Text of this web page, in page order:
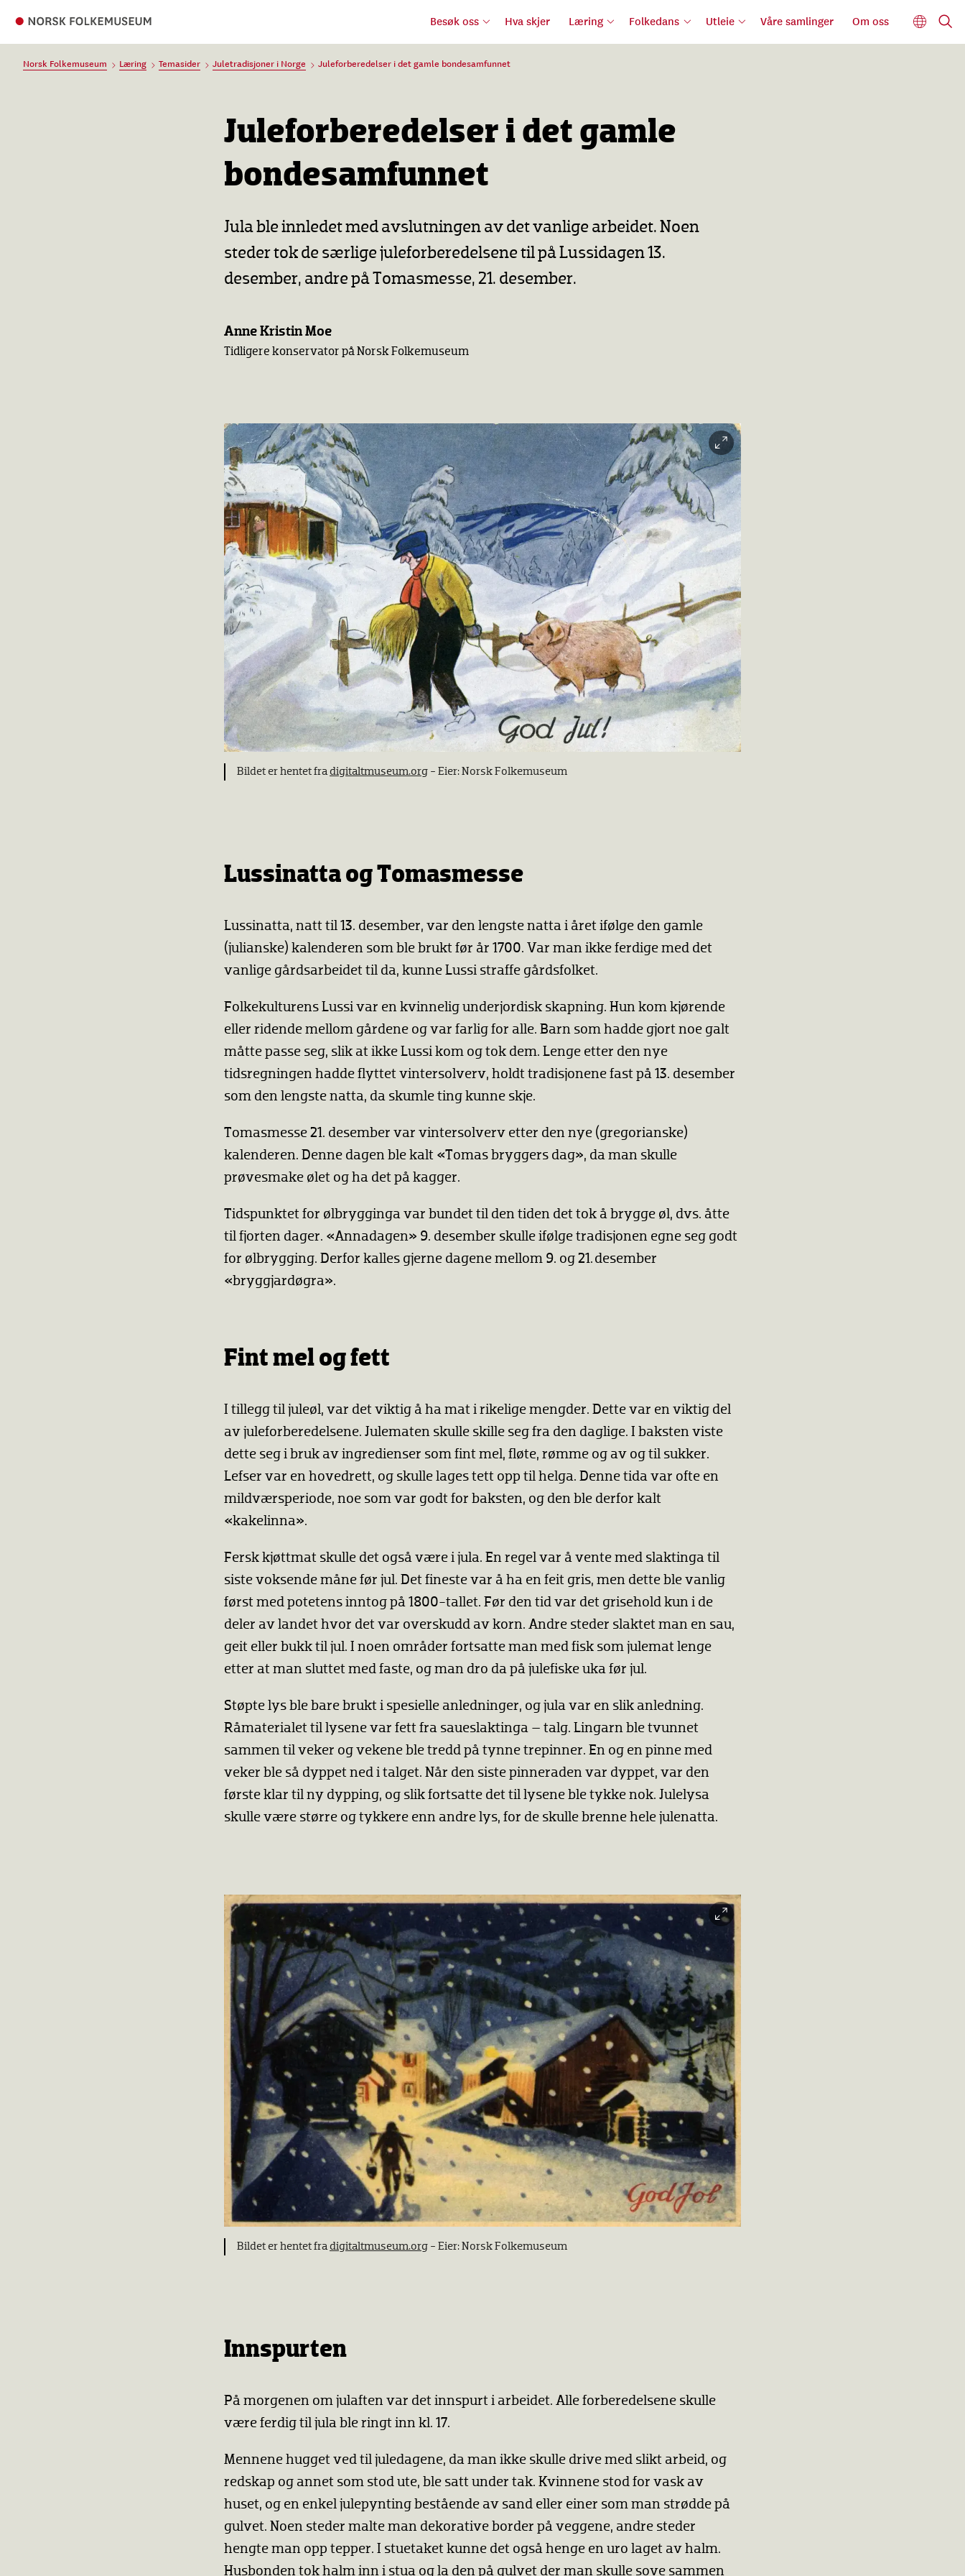
Besøk oss Hva skjer Læring Folkedans Utleie Våre samlinger Om oss
Norsk Folkemuseum Læring Temasider Juletradisjoner i Norge Juleforberedelser i det gamle bondesamfunnet
Juleforberedelser i det gamle
bondesamfunnet
Jula ble innledet med avslutningen av det vanlige arbeidet. Noen
steder tok de særlige juleforberedelsene til på Lussidagen 13.
desember, andre på Tomasmesse, 21. desember.
Anne Kristin Moe
Tidligere konservator på Norsk Folkemuseum
Bildet er hentet fradigitaltmuseum.org - Eier: Norsk Folkemuseum
Lussinatta og Tomasmesse
Lussinatta, natt til 13. desember, var den lengste natta i året ifølge den gamle
(julianske) kalenderen som ble brukt før år 1700. Var man ikke ferdige med det
vanlige gårdsarbeidet til da, kunne Lussi straffe gårdsfolket.
Folkekulturens Lussi var en kvinnelig underjordisk skapning. Hun kom kjørende
eller ridende mellom gårdene og var farlig for alle. Barn som hadde gjort noe galt
måtte passe seg, slik at ikke Lussi kom og tok dem. Lenge etter den nye
tidsregningen hadde flyttet vintersolverv, holdt tradisjonene fast på 13. desember
som den lengste natta, da skumle ting kunne skje.
Tomasmesse 21. desember var vintersolverv etter den nye (gregorianske)
kalenderen. Denne dagen ble kalt «Tomas bryggers dag», da man skulle
prøvesmake ølet og ha det på kagger.
Tidspunktet for ølbrygginga var bundet til den tiden det tok å brygge øl, dvs. åtte
til fjorten dager. «Annadagen» 9. desember skulle ifølge tradisjonen egne seg godt
for ølbrygging. Derfor kalles gjerne dagene mellom 9. og 21. desember
«bryggjardøgra».
Fint mel og fett
I tillegg til juleøl, var det viktig å ha mat i rikelige mengder. Dette var en viktig del
av juleforberedelsene. Julematen skulle skille seg fra den daglige. I baksten viste
dette seg i bruk av ingredienser som fint mel, fløte, rømme og av og til sukker.
Lefser var en hovedrett, og skulle lages tett opp til helga. Denne tida var ofte en
mildværsperiode, noe som var godt for baksten, og den ble derfor kalt
«kakelinna». ​
Fersk kjøttmat skulle det også være i jula. En regel var å vente med slaktinga til
siste voksende måne før jul. Det fineste var å ha en feit gris, men dette ble vanlig
først med potetens inntog på 1800-tallet. Før den tid var det grisehold kun i de
deler av landet hvor det var overskudd av korn. Andre steder slaktet man en sau,
geit eller bukk til jul. I noen områder fortsatte man med fisk som julemat lenge
etter at man sluttet med faste, og man dro da på julefiske uka før jul.
Støpte lys ble bare brukt i spesielle anledninger, og jula var en slik anledning.
Råmaterialet til lysene var fett fra saueslaktinga – talg. Lingarn ble tvunnet
sammen til veker og vekene ble tredd på tynne trepinner. En og en pinne med
veker ble så dyppet ned i talget. Når den siste pinneraden var dyppet, var den
første klar til ny dypping, og slik fortsatte det til lysene ble tykke nok. Julelysa
skulle være større og tykkere enn andre lys, for de skulle brenne hele julenatta.
Bildet er hentet fradigitaltmuseum.org - Eier: Norsk Folkemuseum
Innspurten
På morgenen om julaften var det innspurt i arbeidet. Alle forberedelsene skulle
være ferdig til jula ble ringt inn kl. 17.
Mennene hugget ved til juledagene, da man ikke skulle drive med slikt arbeid, og
redskap og annet som stod ute, ble satt under tak. Kvinnene stod for vask av
huset, og en enkel julepynting bestående av sand eller einer som man strødde på
gulvet. Noen steder malte man dekorative border på veggene, andre steder
hengte man opp tepper. I stuetaket kunne det også henge en uro laget av halm.
Husbonden tok halm inn i stua og la den på gulvet der man skulle sove sammen